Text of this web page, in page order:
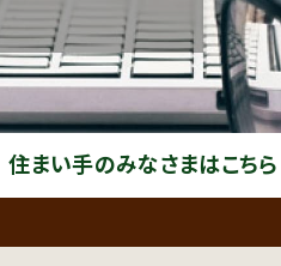
住まい手のみなさまはこちら